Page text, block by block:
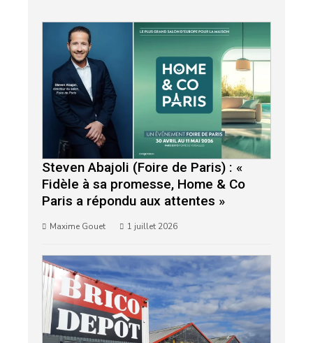
Steven Abajoli (Foire de Paris) : «
Fidèle à sa promesse, Home & Co
Paris a répondu aux attentes »
Maxime Gouet 1 juillet 2026